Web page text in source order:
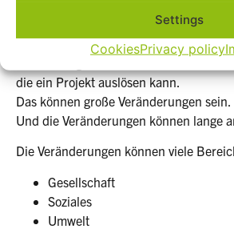
Settings
CookiesPrivacy policy
und bei Herausforderungen in der Welt
Was meinen wir mit
die ein Projekt auslösen kann.
Das können große Veränderungen sein.
Und die Veränderungen können lange
Die Veränderungen können viele
Gesellschaft
Soziales
Umwelt